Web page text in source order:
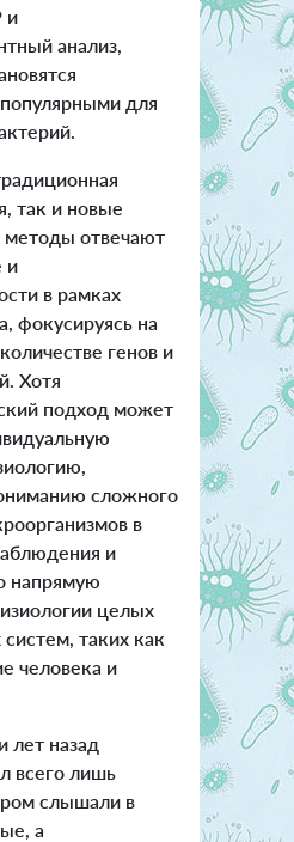
и
анализ,
для
так и новые
отвечают
и
в рамках
фокусируясь на
генов и
Хотя
подход может
сложного
в
и
напрямую
целых
таких как
человека и
лет назад
всего лишь
слышали в
а